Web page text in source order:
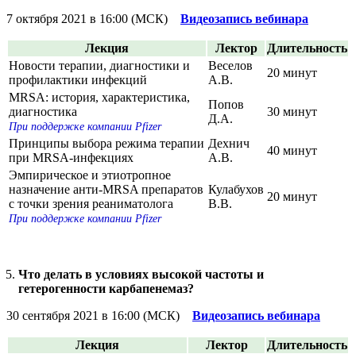
7 октября 2021 в 16:00 (МСК) Видеозапись вебинара
Лекция Лектор
Длительность
Новости терапии, диагностики и
профилактики инфекций
Веселов
А.В.
20 минут
MRSA: история, характеристика,
диагностика
При поддержке компании Pfizer
Попов
Д.А.
30 минут
Принципы выбора режима терапии
при MRSA-инфекциях
Дехнич
А.В.
40 минут
Эмпирическое и этиотропное
назначение анти-MRSA препаратов
с точки зрения реаниматолога
При поддержке компании Pfizer
Кулабухов
В.В.
20 минут
Что делать в условиях высокой частоты и
гетерогенности карбапенемаз?
30 сентября 2021 в 16:00 (МСК) Видеозапись вебинара
Лекция Лектор
Длительность